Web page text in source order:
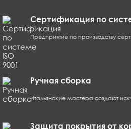
Сертификация по
Предприятие по производству
Ручная сборка
Итальянские мастера создают
Защита покрытия от